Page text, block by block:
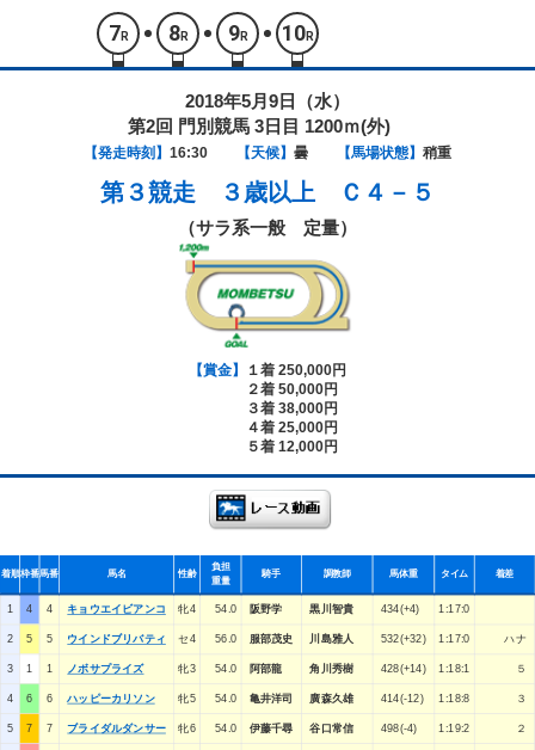
7 R 8R 9R 10R
2018年5月9日（水）
第2回 門別競馬 3日目 1200ｍ(外)
【発走時刻】 16:30 【天候】 曇 【馬場状態】 稍重
第３競走 ３歳以上 Ｃ４－５
（サラ系一般 定量）
【賞金】
１着 250,000円
２着 50,000円
３着 38,000円
４着 25,000円
５着 12,000円
着順枠番馬番 馬名 性齢
負担
重量
騎手 調教師 馬体重 タイム 着差
1 4 4 キョウエイビアンコ 牝4 54.0 阪野学 黒川智貴 434(+4) 1:17:0
2 5 5 ウインドブリバティ セ4 56.0 服部茂史 川島雅人 532(+32) 1:17:0 ハナ
3 1 1 ノボサプライズ 牝3 54.0 阿部龍 角川秀樹 428(+14) 1:18:1 ５
4 6 6 ハッピーカリソン 牝5 54.0 亀井洋司 廣森久雄 414(-12) 1:18:8 ３
5 7 7 ブライダルダンサー 牝6 54.0 伊藤千尋 谷口常信 498(-4) 1:19:2 ２